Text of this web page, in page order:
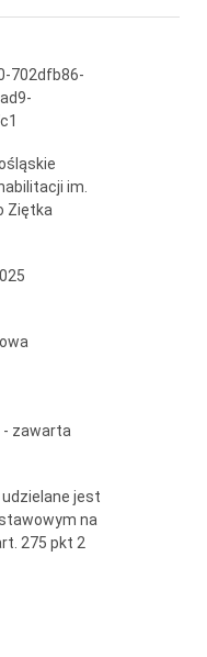
702dfb86-
im.
Ziętka
- zawarta
jest
na
275 pkt 2